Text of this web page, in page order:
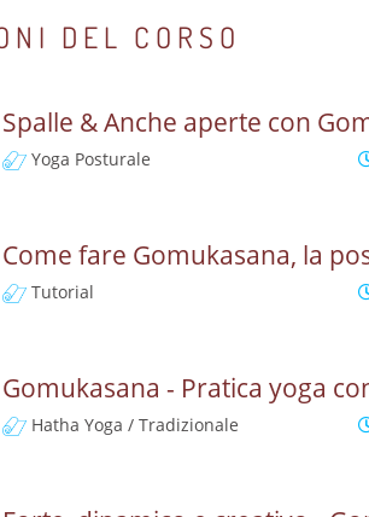
DEL CORSO
Spalle & Anche aperte con
Yoga Posturale
Come fare Gomukasana, la
Tutorial
Gomukasana - Pratica yoga
Hatha Yoga / Tradizionale